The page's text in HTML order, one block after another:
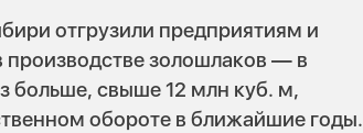
отгрузили предприятиям и
производстве золошлаков — в
больше, свыше 12 млн куб. м,
обороте в ближайшие годы.